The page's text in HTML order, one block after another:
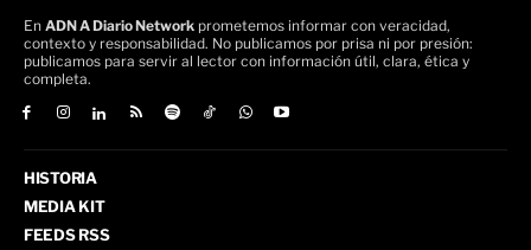
En ADN A Diario Network prometemos informar con veracidad,
contexto y responsabilidad. No publicamos por prisa ni por presión:
publicamos para servir al lector con información útil, clara, ética y
completa.
HISTORIA
MEDIA KIT
FEEDS RSS